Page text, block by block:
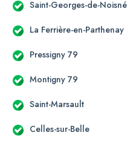
Saint-Georges-de-Noisné
La Ferrière-en-Parthenay
Pressigny 79
Montigny 79
Saint-Marsault
Celles-sur-Belle